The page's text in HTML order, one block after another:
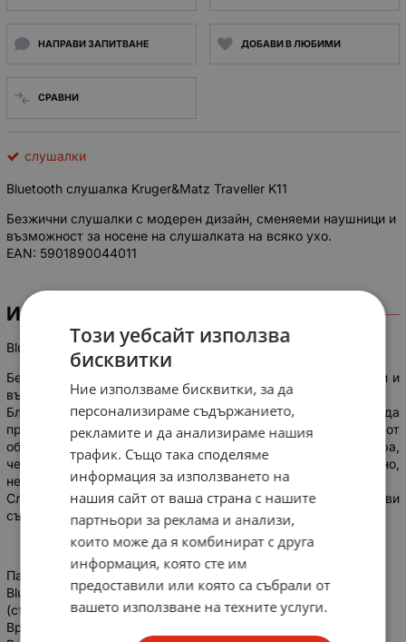
НАПРАВИ ЗАПИТВАНЕ ДОБАВИ В ЛЮБИМИ
СРАВНИ
слушалки
Bluetooth слушалка Kruger&Matz Traveller K11
Безжични слушалки с модерен дизайн, сменяеми наушници и
възможност за носене на слушалката на всяко ухо.
EAN: 5901890044011
ИНФОРМАЦИЯ
Bluetooth слушалка Kruger&Matz Traveller K11
Безжични слушалки с модерен дизайн, сменяеми наушници и
възможност за носене на слушалката на всяко ухо.
Благодарение на функцията HD Voice ще можете да
провеждате разговори с много по-високо качество от
обикновено. А намаляването на фоновия шум ще гарантира,
че вашият събеседник винаги ще ви чува перфектно,
независимо дали сте в колата или на открито.
Слушалките имат функция за гласово набиране, гласови
съобщения или възможност за свързване с два телефона.
Параметри:
Bluetooth профили: A2DP / AVRCP / HFP / HSP / Multipoint
(съвместим с два телефона)
Време на разговор: до 5 часа
Този уебсайт използва
бисквитки
Ние използваме бисквитки, за да
персонализираме съдържанието,
рекламите и да анализираме нашия
трафик. Също така споделяме
информация за използването на
нашия сайт от ваша страна с нашите
партньори за реклама и анализи,
които може да я комбинират с друга
информация, която сте им
предоставили или която са събрали от
вашето използване на техните услуги.